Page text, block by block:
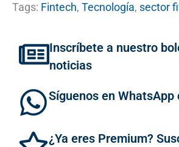
Tags: Fintech, Tecnología, sector
Inscríbete a nuestro
noticias
Síguenos en WhatsApp
¿Ya eres Premium?